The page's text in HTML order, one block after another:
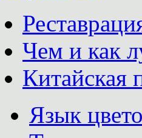
Чем и как
Китайская
Язык